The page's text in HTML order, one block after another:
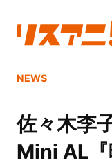
NEWS
佐々木李
Mini AL『